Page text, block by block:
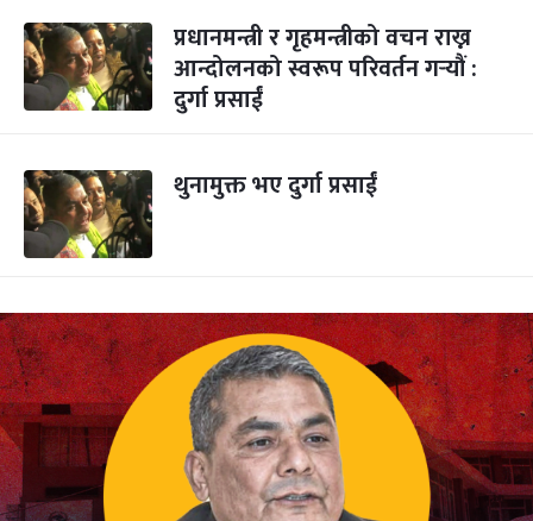
प्रधानमन्त्री र गृहमन्त्रीको वचन राख्न
आन्दोलनको स्वरूप परिवर्तन गर्‍यौं :
दुर्गा प्रसाईं
थुनामुक्त भए दुर्गा प्रसाईं